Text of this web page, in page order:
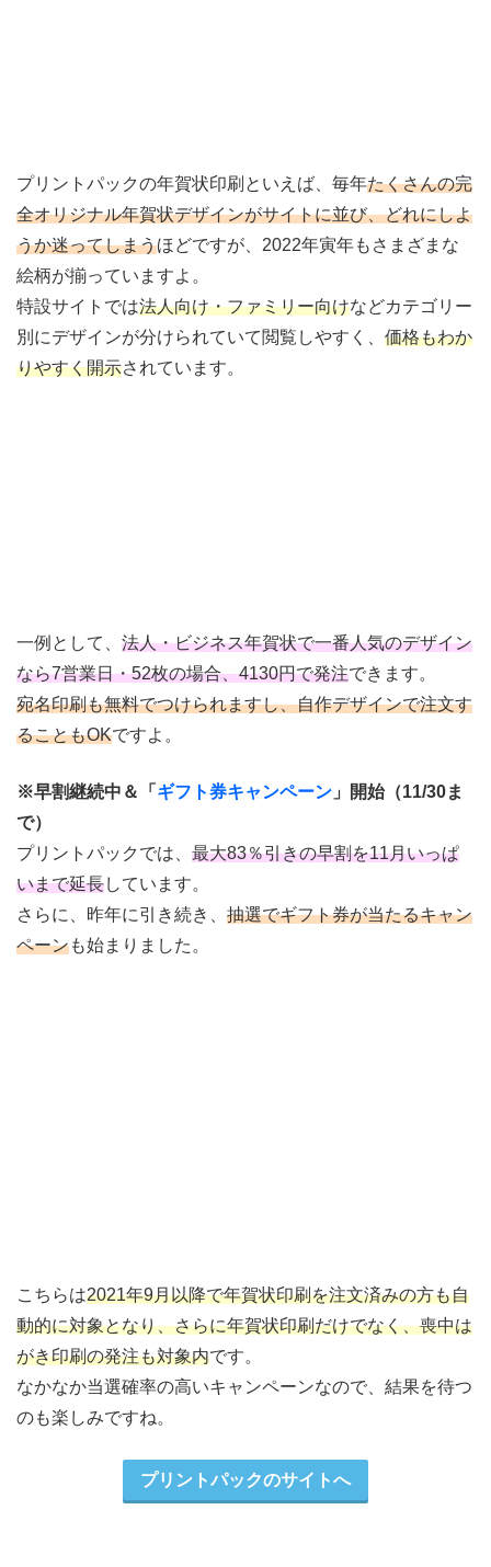
プリントパックの年賀状印刷といえば、毎年たくさんの完
全オリジナル年賀状デザインがサイトに並び、どれにしよ
うか迷ってしまうほどですが、2022年寅年もさまざまな
絵柄が揃っていますよ。
特設サイトでは法人向け・ファミリー向けなどカテゴリー
別にデザインが分けられていて閲覧しやすく、 価格もわか
りやすく開示されています。
一例として、 法人・ビジネス年賀状で一番人気のデザイン
なら7営業日・52枚の場合、4130円で発注できます。
宛名印刷も無料でつけられますし、自作デザインで注文す
ることもOKですよ。
※早割継続中＆「 ギフト券キャンペーン 」開始（11/30ま
で）
プリントパックでは、 最大83％引きの早割を11月いっぱ
いまで延長しています。
さらに、昨年に引き続き、 抽選でギフト券が当たるキャン
ペーンも始まりました。
こちらは2021年9月以降で年賀状印刷を注文済みの方も自
動的に対象となり、さらに年賀状印刷だけでなく、喪中は
がき印刷の発注も対象内です。
なかなか当選確率の高いキャンペーンなので、結果を待つ
のも楽しみですね。
プリントパックのサイトへ